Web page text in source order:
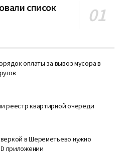
список
оплаты за вывоз мусора в
реестр квартирной очереди
в Шереметьево нужно
приложении